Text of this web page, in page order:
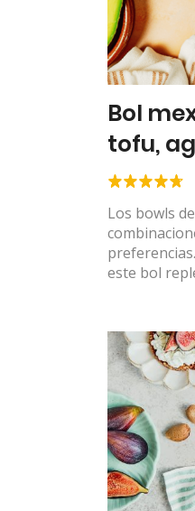
Bol
tofu,
Los bowls
este bol